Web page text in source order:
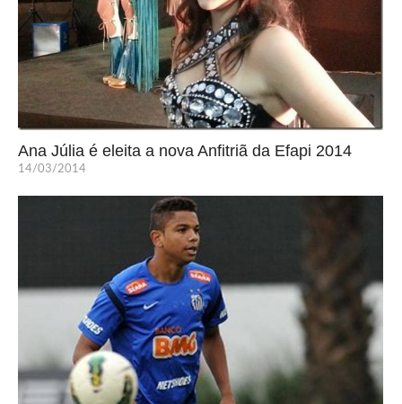
Ana Júlia é eleita a nova Anfitriã da Efapi 2014
14/03/2014